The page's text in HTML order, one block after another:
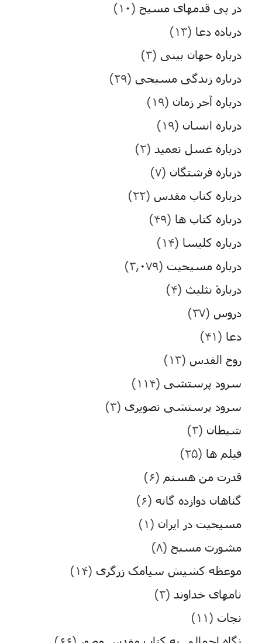
در پی قدمهای مسیح (۱۰)
درباده دعا (۱۳)
درباره جهان بینی (۳)
درباره زندگی مسیحی (۲۹)
درباره آخر زمان (۱۹)
درباره انسان (۱۹)
درباره غسل تعمید (۲)
درباره فرشتگان (۷)
درباره کتاب مقدس (۲۲)
درباره کتاب ها (۴۹)
درباره کلیسا (۱۴)
درباره مسیحیت (۳,۰۷۹)
دربارۀ تثلیث (۴)
دروس (۳۷)
دعا (۴۱)
روح القدس (۱۳)
سرود پرستشی (۱۱۴)
سرود پرستشی تصویری (۳)
شیطان (۳)
فیلم ها (۲۵)
قدرت من هستم (۶)
گناهان دوازده گانه (۶)
مسیحیت در ایران (۱)
مشورت مسیح (۸)
موعظه کشیش سیامک زرگری (۱۴)
نامهای خداوند (۳)
نجات (۱۱)